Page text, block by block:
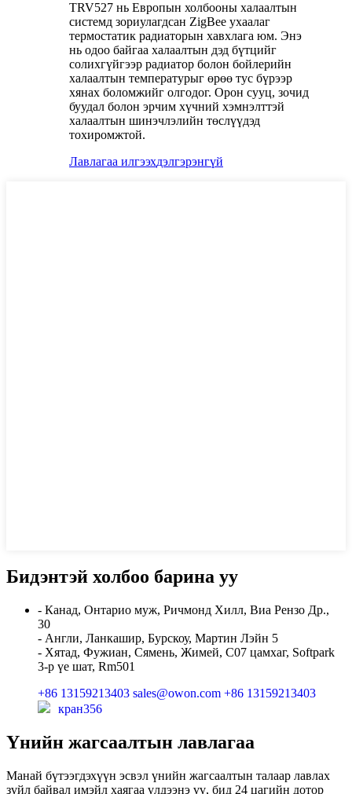
TRV527 нь Европын холбооны халаалтын
системд зориулагдсан ZigBee ухаалаг
термостатик радиаторын хавхлага юм. Энэ
нь одоо байгаа халаалтын дэд бүтцийг
солихгүйгээр радиатор болон бойлерийн
халаалтын температурыг өрөө тус бүрээр
хянах боломжийг олгодог. Орон сууц, зочид
буудал болон эрчим хүчний хэмнэлттэй
халаалтын шинэчлэлийн төслүүдэд
тохиромжтой.
Лавлагаа илгээхдэлгэрэнгүй
Бидэнтэй холбоо барина уу
- Канад, Онтарио муж, Ричмонд Хилл, Виа Рензо Др.,
30
- Англи, Ланкашир, Бурскоу, Мартин Лэйн 5
- Хятад, Фужиан, Сямень, Жимей, C07 цамхаг, Softpark
3-р үе шат, Rm501
+86 13159213403 sales@owon.com +86 13159213403
кран356
Үнийн жагсаалтын лавлагаа
Манай бүтээгдэхүүн эсвэл үнийн жагсаалтын талаар лавлах
зүйл байвал имэйл хаягаа үлдээнэ үү, бид 24 цагийн дотор